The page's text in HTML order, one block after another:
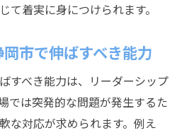
て着実に身につけられます。
市で伸ばすべき能力
すべき能力は、リーダーシップ
では突発的な問題が発生するた
な対応が求められます。例え